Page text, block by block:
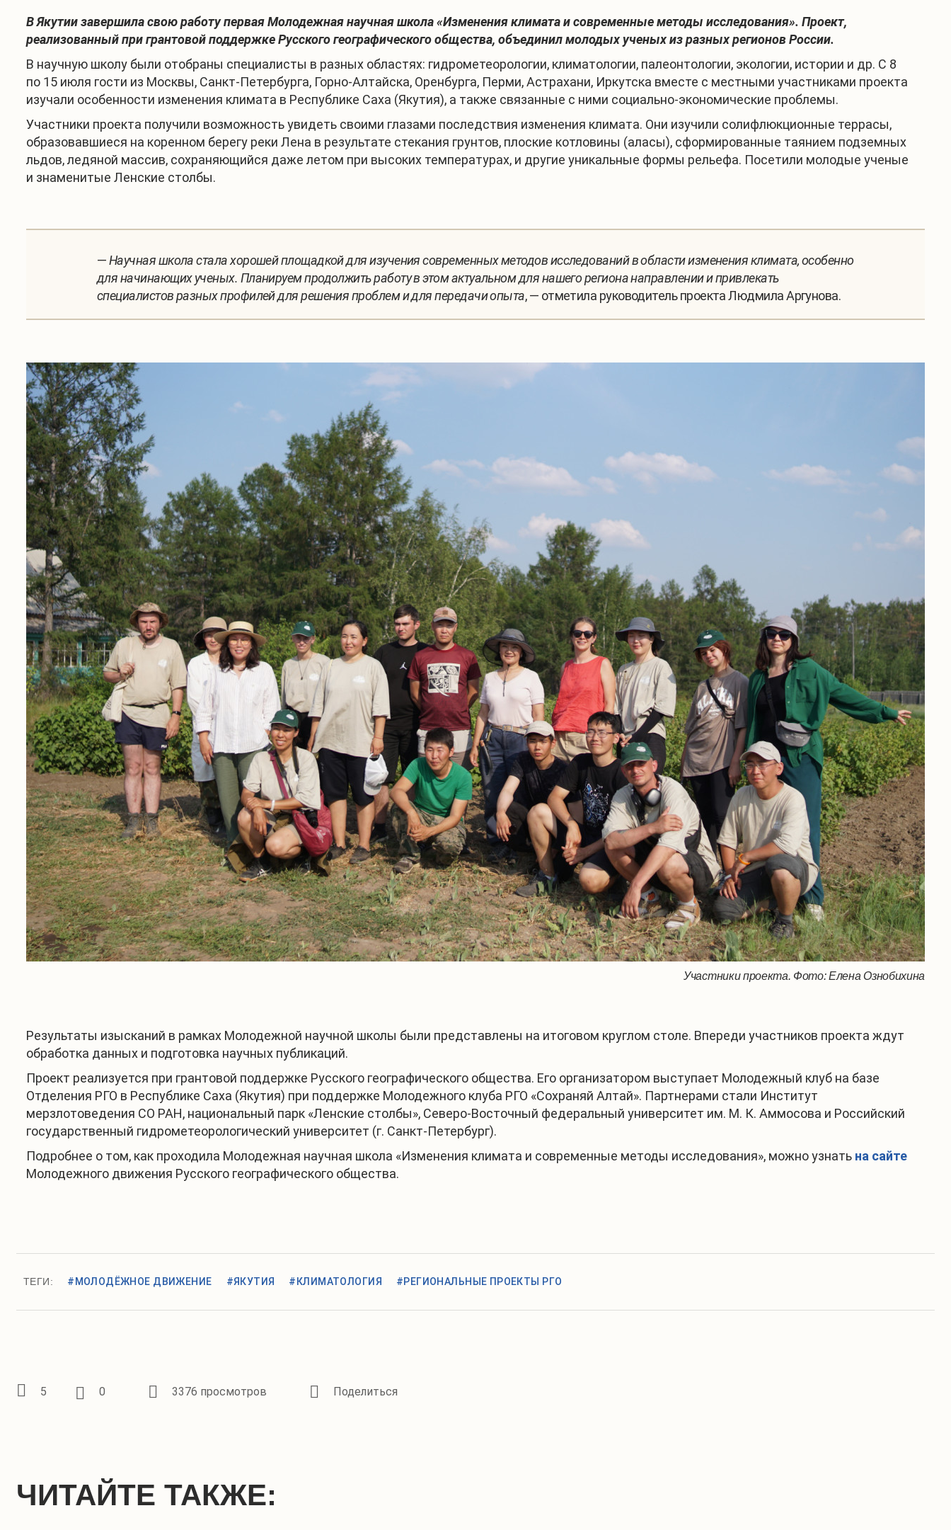
В Якутии завершила свою работу первая Молодежная научная школа «Изменения климата и современные методы исследования». Проект,
реализованный при грантовой поддержке Русского географического общества, объединил молодых ученых из разных регионов России.
В научную школу были отобраны специалисты в разных областях: гидрометеорологии, климатологии, палеонтологии, экологии, истории и др. С 8
по 15 июля гости из Москвы, Санкт-Петербурга, Горно-Алтайска, Оренбурга, Перми, Астрахани, Иркутска вместе с местными участниками проекта
изучали особенности изменения климата в Республике Саха (Якутия), а также связанные с ними социально-экономические проблемы.
Участники проекта получили возможность увидеть своими глазами последствия изменения климата. Они изучили солифлюкционные террасы,
образовавшиеся на коренном берегу реки Лена в результате стекания грунтов, плоские котловины (аласы), сформированные таянием подземных
льдов, ледяной массив, сохраняющийся даже летом при высоких температурах, и другие уникальные формы рельефа. Посетили молодые ученые
и знаменитые Ленские столбы.
—Научная школа стала хорошей площадкой для изучения современных методов исследований в области изменения климата, особенно
для начинающих ученых. Планируем продолжить работу в этом актуальном для нашего региона направлении и привлекать
специалистов разных профилей для решения проблем и для передачи опыта, — отметила руководитель проекта Людмила Аргунова.
Участники проекта. Фото: Елена Ознобихина
Результаты изысканий в рамках Молодежной научной школы были представлены на итоговом круглом столе. Впереди участников проекта ждут
обработка данных и подготовка научных публикаций.
Проект реализуется при грантовой поддержке Русского географического общества. Его организатором выступает Молодежный клуб на базе
Отделения РГО в Республике Саха (Якутия) при поддержке Молодежного клуба РГО «Сохраняй Алтай». Партнерами стали Институт
мерзлотоведения СО РАН, национальный парк «Ленские столбы», Северо-Восточный федеральный университет им. М. К. Аммосова и Российский
государственный гидрометеорологический университет (г. Санкт-Петербург).
Подробнее о том, как проходила Молодежная научная школа «Изменения климата и современные методы исследования», можно узнать на сайте
Молодежного движения Русского географического общества.
ТЕГИ: #МОЛОДЁЖНОЕ ДВИЖЕНИЕ #ЯКУТИЯ #КЛИМАТОЛОГИЯ #РЕГИОНАЛЬНЫЕ ПРОЕКТЫ РГО
5 0 3376 просмотров
ЧИТАЙТЕ ТАКЖЕ: